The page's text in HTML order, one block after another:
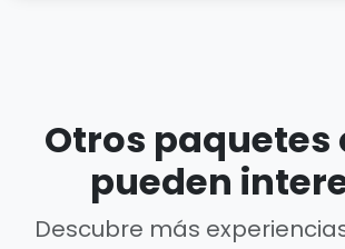
Otros paquetes
pueden
Descubre más